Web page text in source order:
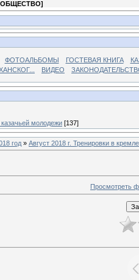
ОБЩЕСТВО]
ФОТОАЛЬБОМЫ ГОСТЕВАЯ КНИГА
ВИДЕО
молодежи [137]
год » Август 2018 г. Тренировки в кремле
Просмотреть